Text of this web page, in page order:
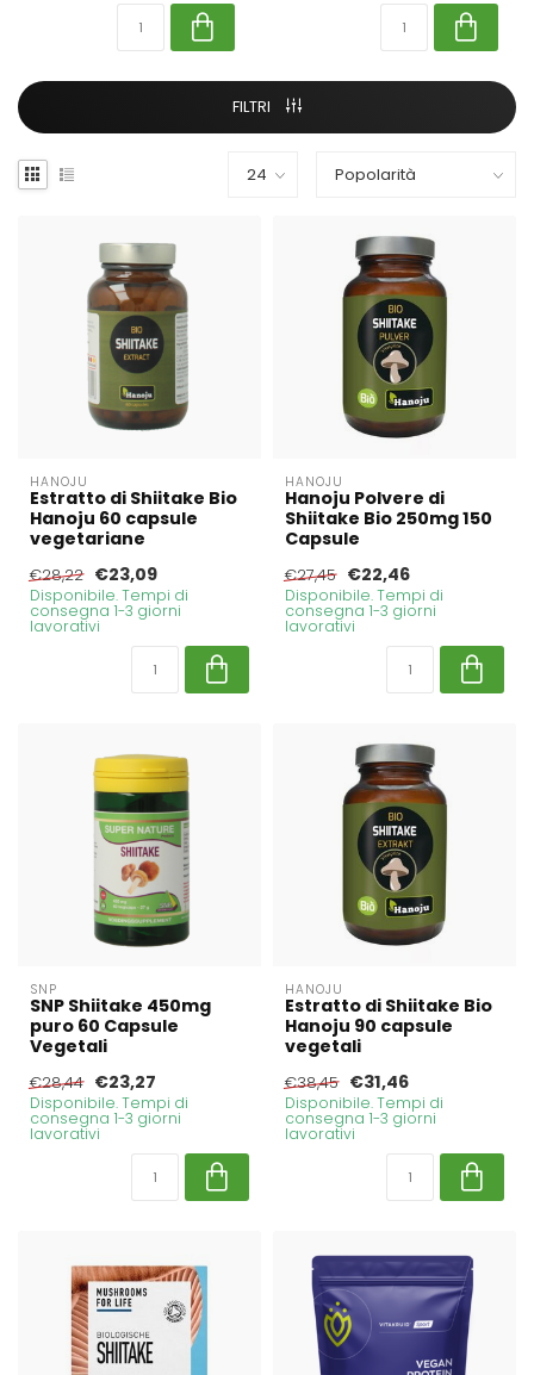
FILTRI
HANOJU
Estratto di Shiitake Bio
Hanoju 60 capsule
vegetariane
€28,22 €23,09
Disponibile. Tempi di
consegna 1-3 giorni
lavorativi
HANOJU
Hanoju Polvere di
Shiitake Bio 250mg 150
Capsule
€27,45 €22,46
Disponibile. Tempi di
consegna 1-3 giorni
lavorativi
SNP
SNP Shiitake 450mg
puro 60 Capsule
Vegetali
€28,44 €23,27
Disponibile. Tempi di
consegna 1-3 giorni
lavorativi
HANOJU
Estratto di Shiitake Bio
Hanoju 90 capsule
vegetali
€38,45 €31,46
Disponibile. Tempi di
consegna 1-3 giorni
lavorativi